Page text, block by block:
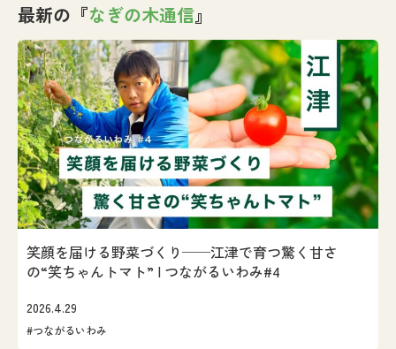
最新の『なぎの木通信』
笑顔を届ける野菜づくり──江津で育つ驚く甘さ
の“笑ちゃんトマト” | つながるいわみ#4
2026.4.29
#つながるいわみ